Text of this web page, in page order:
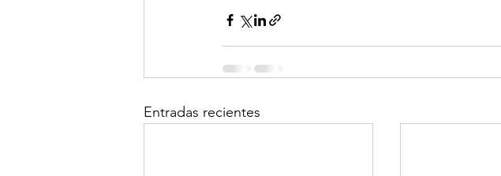
Entradas recientes